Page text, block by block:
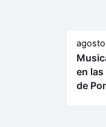
en las
de